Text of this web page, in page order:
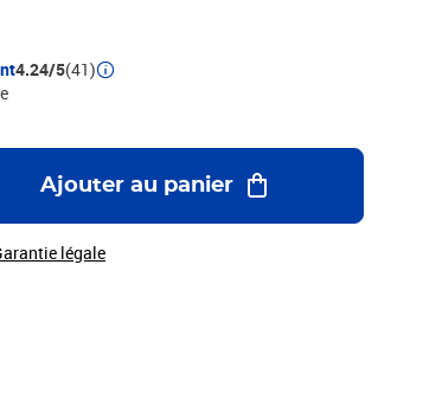
4.24/5(41)
Ajouter au panier
légale